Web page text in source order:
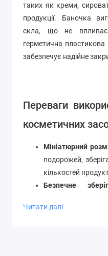
таких як креми,
продукції. Баночка
скла, що не
герметична
забезпечує надійне
Переваги
косметичних
Мініатюрний
подорожей,
кількостей
Безпечне
факторів,
Читати далі